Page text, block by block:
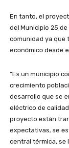
En tanto, el
del Municipio 25
comunidad ya que
económico desde
“Es un municipio
crecimiento
desarrollo que se
eléctrico de
proyecto están
expectativas, se
central térmica, se